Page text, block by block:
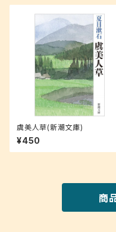
虞美人草(新潮文庫)
¥450
商